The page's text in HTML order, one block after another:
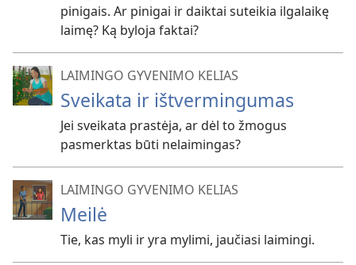
pinigais. Ar pinigai ir daiktai suteikia ilgalaikę
laimę? Ką byloja faktai?
LAIMINGO GYVENIMO KELIAS
Sveikata ir ištvermingumas
Jei sveikata prastėja, ar dėl to žmogus
pasmerktas būti nelaimingas?
LAIMINGO GYVENIMO KELIAS
Meilė
Tie, kas myli ir yra mylimi, jaučiasi laimingi.